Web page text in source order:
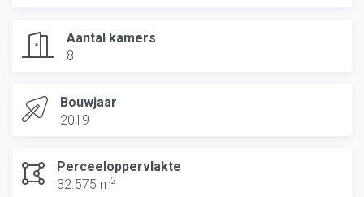
Aantal kamers
8
Bouwjaar
2019
Perceeloppervlakte
32.575 m2